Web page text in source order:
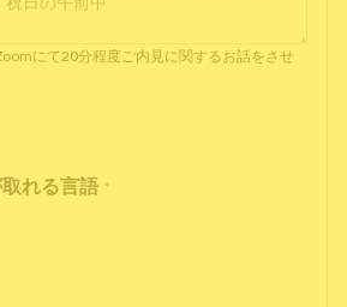
にて20分程度ご内見に関するお話をさせ
れる言語 *